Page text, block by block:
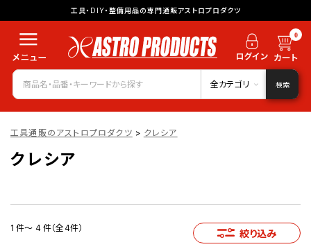
工具・DIY・整備用品の専門通販アストロプロダクツ
0
全カテゴリ 検索
工具通販のアストロプロダクツ > クレシア
クレシア
1 件～ 4 件（全4件） 絞り込み